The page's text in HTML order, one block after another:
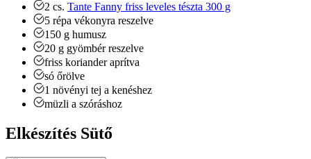
2 cs. Tante Fanny friss leveles tészta 300 g
5 répa vékonyra reszelve
150 g humusz
20 g gyömbér reszelve
friss koriander aprítva
só őrölve
1 növényi tej a kenéshez
müzli a szóráshoz
Elkészítés Sütő